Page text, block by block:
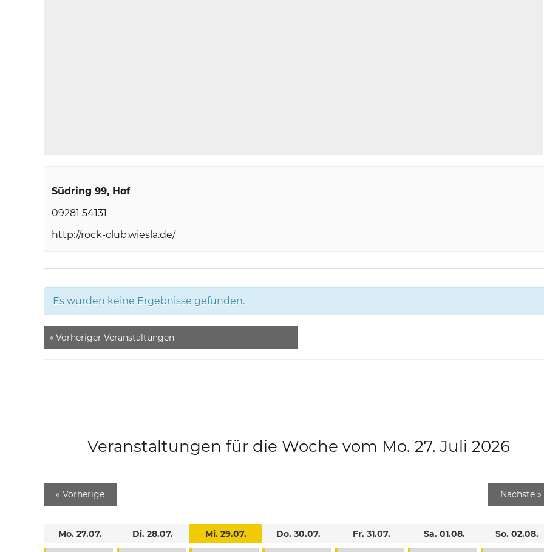
Südring 99 Hof
09281 54131
http://rock-club.wiesla.de/
Es wurden keine Ergebnisse gefunden.
« Vorheriger Veranstaltungen
Veranstaltungen für die Woche vom Mo. 27. Juli 2026
« Vorherige Nächste »
Mo. 27.07. Di. 28.07. Mi. 29.07. Do. 30.07. Fr. 31.07. Sa. 01.08. So. 02.08.